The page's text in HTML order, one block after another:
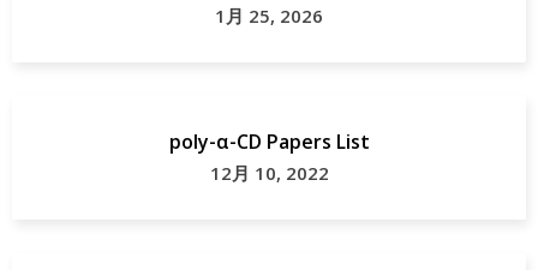
1月 25, 2026
poly-α-CD Papers List
12月 10, 2022